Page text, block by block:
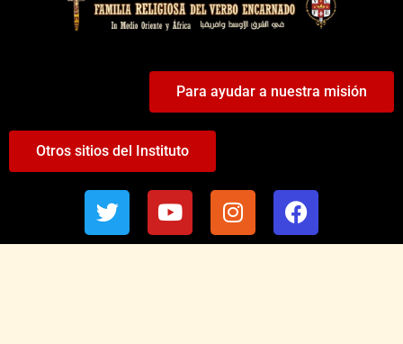
Para ayudar a nuestra misión
Otros sitios del Instituto